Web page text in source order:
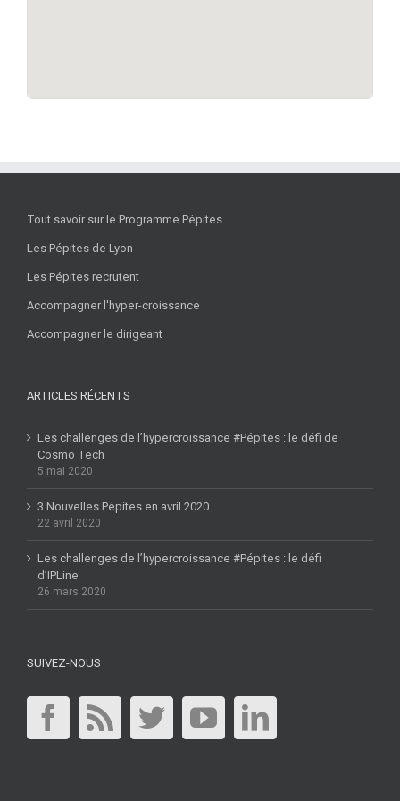
Tout savoir sur le Programme Pépites
Les Pépites de Lyon
Les Pépites recrutent
Accompagner l'hyper-croissance
Accompagner le dirigeant
ARTICLES RÉCENTS
Les challenges de l’hypercroissance #Pépites : le défi de
Cosmo Tech
5 mai 2020
3 Nouvelles Pépites en avril 2020
22 avril 2020
Les challenges de l’hypercroissance #Pépites : le défi
d’IPLine
26 mars 2020
SUIVEZ-NOUS